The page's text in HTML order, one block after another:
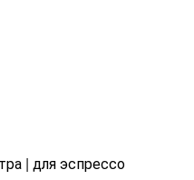
| для эспрессо